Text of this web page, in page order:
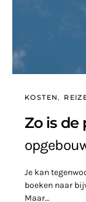
KOSTEN
Zo is de
Je kan
boeken naar
Maar…